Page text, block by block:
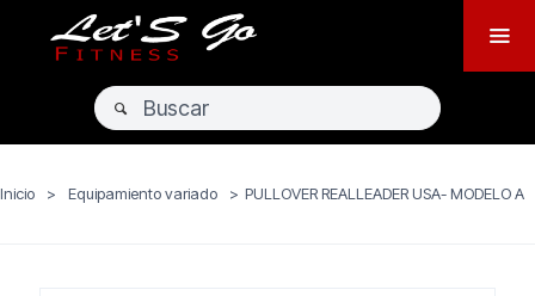
Inicio > Equipamiento variado > PULLOVER REALLEADER USA- MODELO A